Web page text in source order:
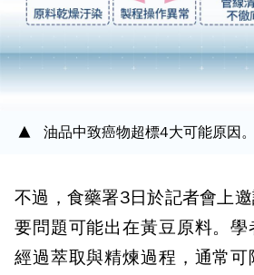
油品中致癌物超標4大可能原因
不過，食藥署3日於記者會上
要問題可能出在黃豆原料。
經過萃取與精煉過程，通常可